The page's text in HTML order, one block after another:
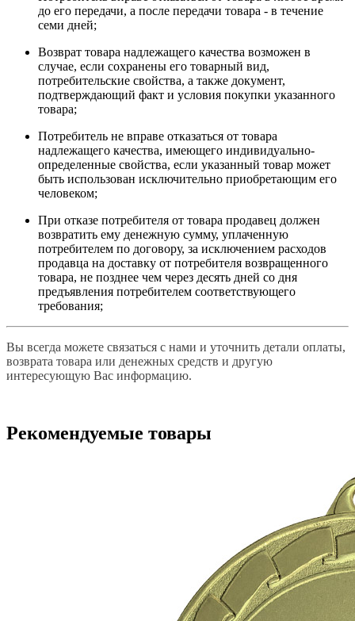
до его передачи, а после передачи товара - в течение
семи дней;
Возврат товара надлежащего качества возможен в
случае, если сохранены его товарный вид,
потребительские свойства, а также документ,
подтверждающий факт и условия покупки указанного
товара;
Потребитель не вправе отказаться от товара
надлежащего качества, имеющего индивидуально-
определенные свойства, если указанный товар может
быть использован исключительно приобретающим его
человеком;
При отказе потребителя от товара продавец должен
возвратить ему денежную сумму, уплаченную
потребителем по договору, за исключением расходов
продавца на доставку от потребителя возвращенного
товара, не позднее чем через десять дней со дня
предъявления потребителем соответствующего
требования;
Вы всегда можете связаться с нами и уточнить детали оплаты,
возврата товара или денежных средств и другую
интересующую Вас информацию.
Рекомендуемые товары